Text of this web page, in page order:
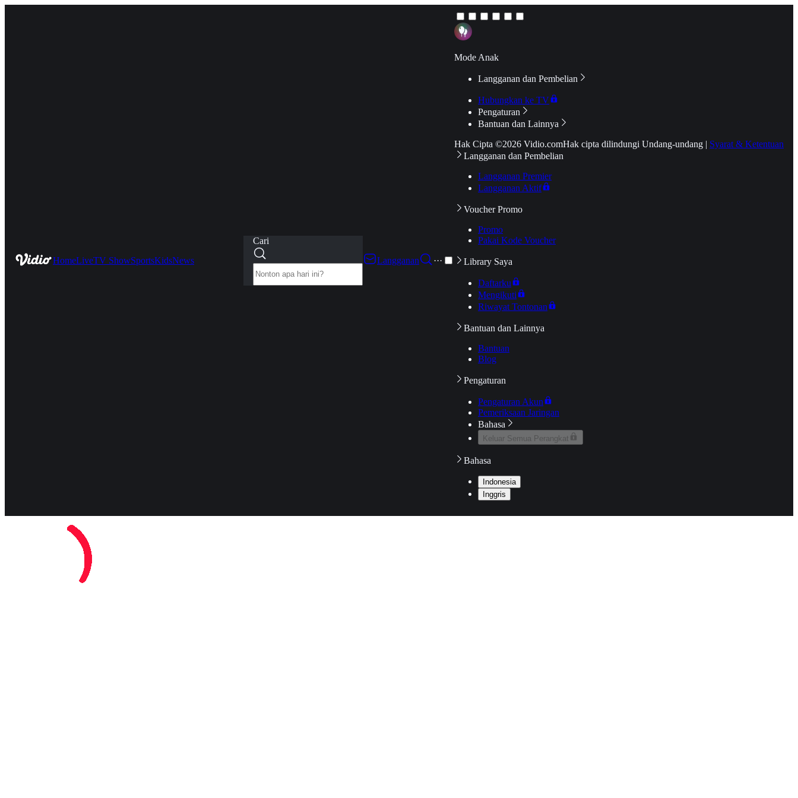
HomeLiveTV ShowSportsKidsNews
Cari
Langganan
···
Mode Anak
Langganan dan Pembelian
Hubungkan ke TV
Pengaturan
Bantuan dan Lainnya
Hak Cipta ©2026 Vidio.comHak cipta dilindungi Undang-undang | Syarat & Ketentuan
Langganan dan Pembelian
Langganan Premier
Langganan Aktif
Voucher Promo
Promo
Pakai Kode Voucher
Library Saya
Daftarku
Mengikuti
Riwayat Tontonan
Bantuan dan Lainnya
Bantuan
Blog
Pengaturan
Pengaturan Akun
Pemeriksaan Jaringan
Bahasa
Keluar Semua Perangkat
Bahasa
Indonesia
Inggris